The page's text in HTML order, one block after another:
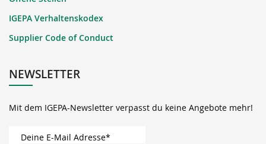
IGEPA Verhaltenskodex
Supplier Code of Conduct
NEWSLETTER
Mit dem IGEPA-Newsletter verpasst du keine Angebote mehr!
Deine E-Mail Adresse*